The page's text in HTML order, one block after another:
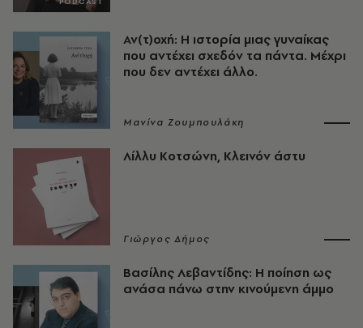
Αν(τ)οχή: Η ιστορία μιας γυναίκας
που αντέχει σχεδόν τα πάντα. Μέχρι
που δεν αντέχει άλλο.
Μανίνα Ζουμπουλάκη
Λίλλυ Κοτσώνη, Κλεινόν άστυ
Γιώργος Δήμος
Βασίλης Λεβαντίδης: Η ποίηση ως
ανάσα πάνω στην κινούμενη άμμο